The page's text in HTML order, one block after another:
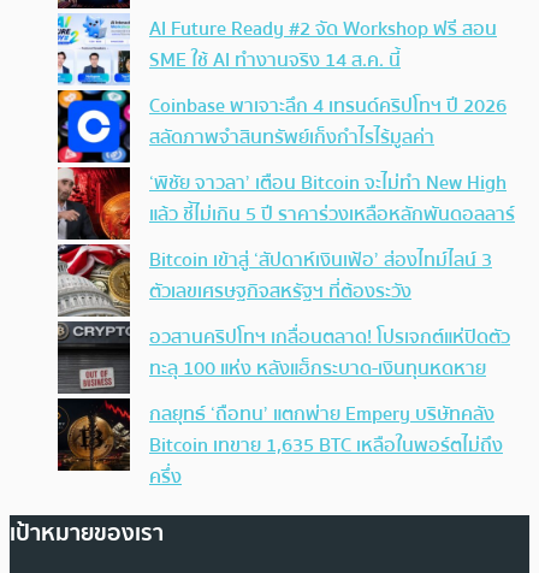
AI Future Ready #2 จัด Workshop ฟรี สอน
SME ใช้ AI ทำงานจริง 14 ส.ค. นี้
Coinbase พาเจาะลึก 4 เทรนด์คริปโทฯ ปี 2026
สลัดภาพจำสินทรัพย์เก็งกำไรไร้มูลค่า
‘พิชัย จาวลา’ เตือน Bitcoin จะไม่ทำ New High
แล้ว ชี้ไม่เกิน 5 ปี ราคาร่วงเหลือหลักพันดอลลาร์
Bitcoin เข้าสู่ ‘สัปดาห์เงินเฟ้อ’ ส่องไทม์ไลน์ 3
ตัวเลขเศรษฐกิจสหรัฐฯ ที่ต้องระวัง
อวสานคริปโทฯ เกลื่อนตลาด! โปรเจกต์แห่ปิดตัว
ทะลุ 100 แห่ง หลังแฮ็กระบาด-เงินทุนหดหาย
กลยุทธ์ ‘ถือทน’ แตกพ่าย Empery บริษัทคลัง
Bitcoin เทขาย 1,635 BTC เหลือในพอร์ตไม่ถึง
ครึ่ง
เป้าหมายของเรา